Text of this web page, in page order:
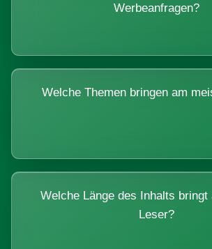
Werbeanfragen?
Welche Themen bringen am
Welche Länge des Inhalts bringt
Leser?